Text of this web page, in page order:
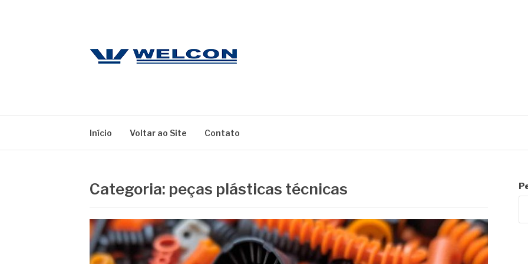
Início Voltar ao Site Contato
Categoria: peças plásticas técnicas